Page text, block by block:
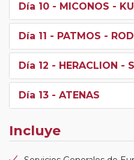
Día 10 - MICONOS -
Día 11 - PATMOS -
Día 12 - HERACLION -
Día 13 - ATENAS
Incluye